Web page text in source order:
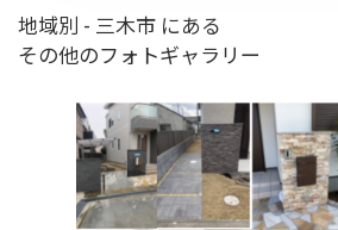
地域別 - 三木市 にある
その他のフォトギャラリー